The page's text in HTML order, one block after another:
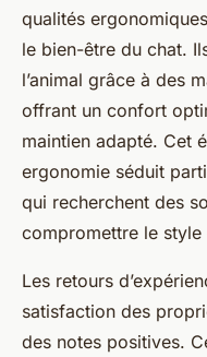
qualités
le bien-être du chat.
l’animal grâce à des
offrant un confort
maintien adapté. Cet
ergonomie séduit
qui recherchent des
compromettre le style
Les retours
satisfaction des
des notes positives.